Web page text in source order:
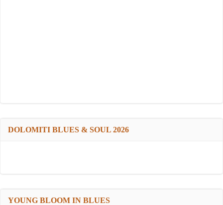
DOLOMITI BLUES & SOUL 2026
YOUNG BLOOM IN BLUES